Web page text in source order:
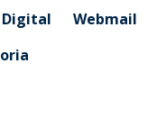
Digital
Webmail